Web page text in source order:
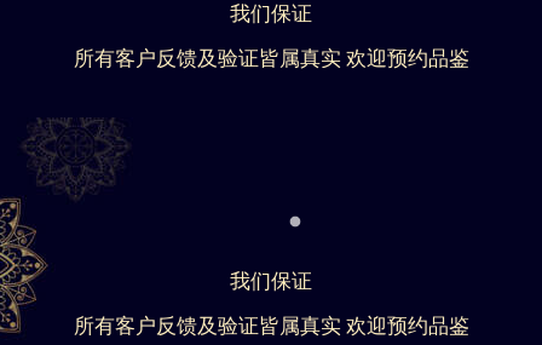
我们保证
所有客户反馈及验证皆属真实 欢迎预约品鉴
我们保证
所有客户反馈及验证皆属真实 欢迎预约品鉴